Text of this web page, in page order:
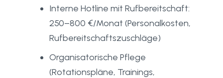
Interne Hotline mit Rufbereitschaft:
250–800 €/Monat (Personalkosten,
Rufbereitschaftszuschläge)
Organisatorische Pflege
(Rotationspläne, Trainings,